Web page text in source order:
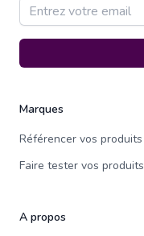
Adresse email
Marques
Référencer vos produits
Faire tester vos produits
A propos